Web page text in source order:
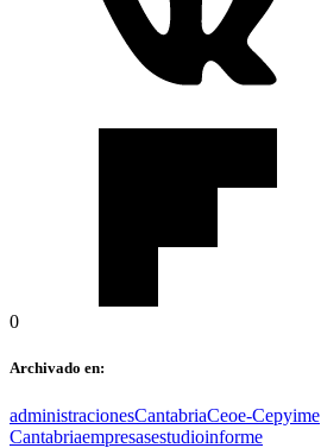
0
Archivado en:
administracionesCantabriaCeoe-Cepyime
Cantabriaempresasestudioinforme